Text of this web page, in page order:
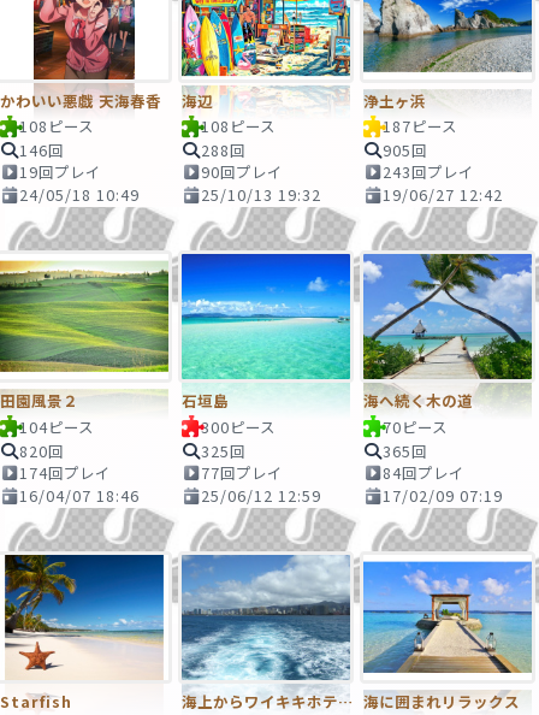
かわいい悪戯 天海春香
108ピース
146回
19回プレイ
24/05/18 10:49
海辺
108ピース
288回
90回プレイ
25/10/13 19:32
浄土ヶ浜
187ピース
905回
243回プレイ
19/06/27 12:42
田園風景２
104ピース
820回
174回プレイ
16/04/07 18:46
石垣島
300ピース
325回
77回プレイ
25/06/12 12:59
海へ続く木の道
70ピース
365回
84回プレイ
17/02/09 07:19
Starfish
海上からワイキキホテル群を眺める 海に囲まれリラックス